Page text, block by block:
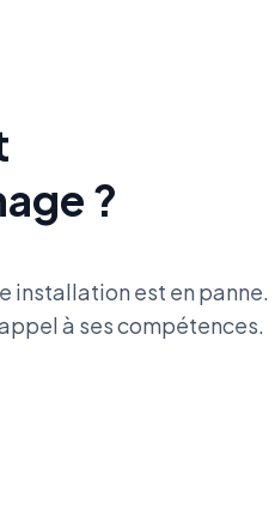
?
installation est en panne.
à ses compétences.